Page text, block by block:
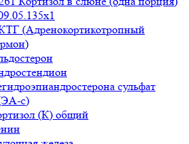
(Адренокортикотропный
сульфат
с)
(К) общий